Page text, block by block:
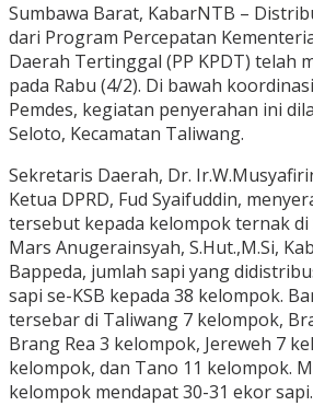
Sumbawa Barat, KabarNTB –
dari Program Percepatan
Daerah Tertinggal (PP KPDT) telah
pada Rabu (4/2). Di bawah
Pemdes, kegiatan penyerahan ini
Seloto, Kecamatan Taliwang.
Sekretaris Daerah, Dr.
Ketua DPRD, Fud Syaifuddin,
tersebut kepada kelompok ternak
Mars Anugerainsyah, S.Hut.,M.Si,
Bappeda, jumlah sapi yang
sapi se-KSB kepada 38 kelompok.
tersebar di Taliwang 7 kelompok,
Brang Rea 3 kelompok, Jereweh 7
kelompok, dan Tano 11 kelompok.
kelompok mendapat 30-31 ekor sapi.